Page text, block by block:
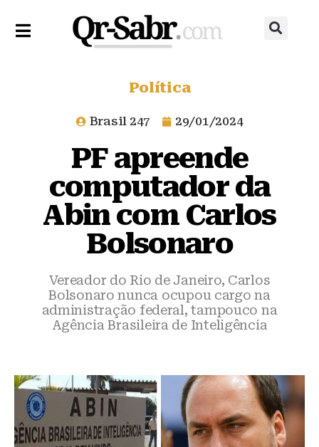
Política
Brasil 247 29/01/2024
PF apreende
computador da
Abin com Carlos
Bolsonaro
Vereador do Rio de Janeiro, Carlos
Bolsonaro nunca ocupou cargo na
administração federal, tampouco na
Agência Brasileira de Inteligência